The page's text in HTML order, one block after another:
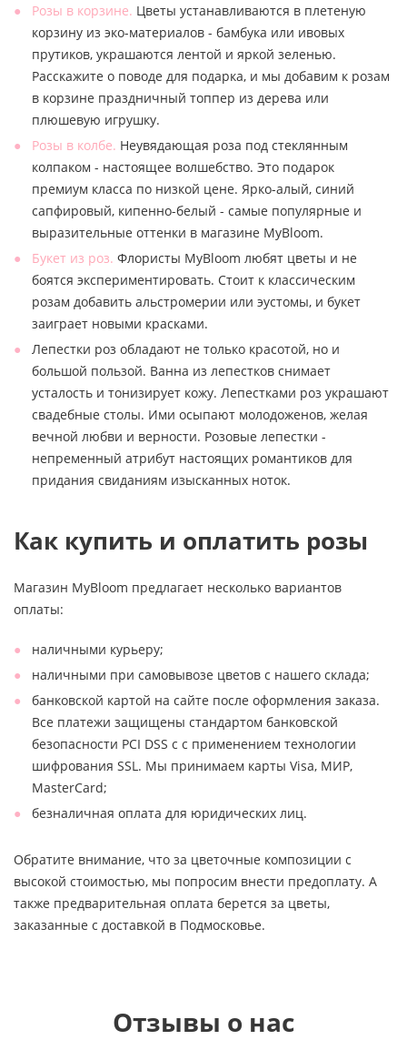
Розы в корзине. Цветы устанавливаются в плетеную
корзину из эко-материалов - бамбука или ивовых
прутиков, украшаются лентой и яркой зеленью.
Расскажите о поводе для подарка, и мы добавим к розам
в корзине праздничный топпер из дерева или
плюшевую игрушку.
Розы в колбе. Неувядающая роза под стеклянным
колпаком - настоящее волшебство. Это подарок
премиум класса по низкой цене. Ярко-алый, синий
сапфировый, кипенно-белый - самые популярные и
выразительные оттенки в магазине MyBloom.
Букет из роз. Флористы MyBloom любят цветы и не
боятся экспериментировать. Стоит к классическим
розам добавить альстромерии или эустомы, и букет
заиграет новыми красками.
Лепестки роз обладают не только красотой, но и
большой пользой. Ванна из лепестков снимает
усталость и тонизирует кожу. Лепестками роз украшают
свадебные столы. Ими осыпают молодоженов, желая
вечной любви и верности. Розовые лепестки -
непременный атрибут настоящих романтиков для
придания свиданиям изысканных ноток.
Как купить и оплатить розы
Магазин MyBloom предлагает несколько вариантов
оплаты:
наличными курьеру;
наличными при самовывозе цветов с нашего склада;
банковской картой на сайте после оформления заказа.
Все платежи защищены стандартом банковской
безопасности PCI DSS с с применением технологии
шифрования SSL. Мы принимаем карты Visa, МИР,
MasterCard;
безналичная оплата для юридических лиц.
Обратите внимание, что за цветочные композиции с
высокой стоимостью, мы попросим внести предоплату. А
также предварительная оплата берется за цветы,
заказанные с доставкой в Подмосковье.
Отзывы о нас